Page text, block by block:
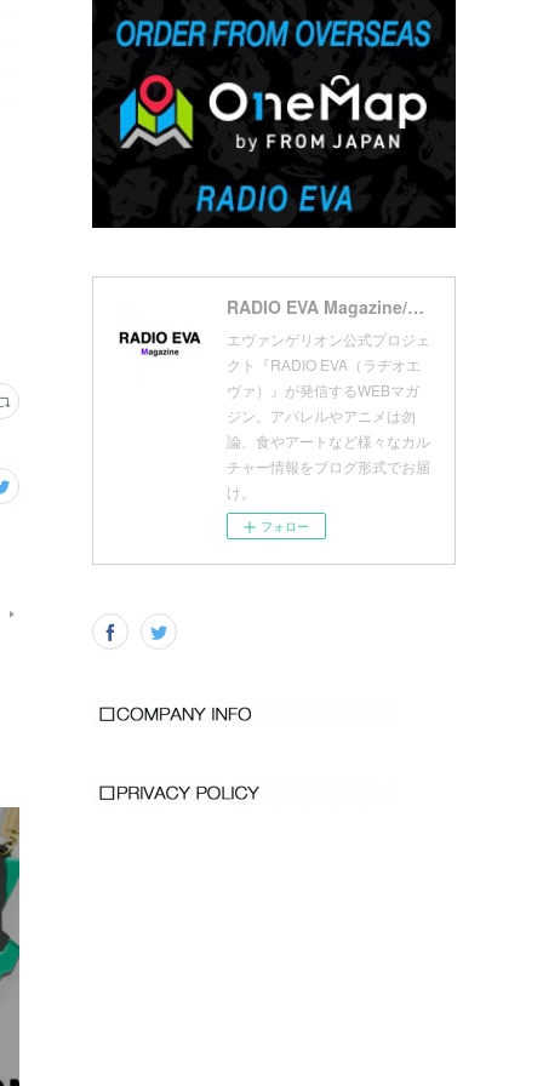
(7)
(10 )
(5)
(11)
9
(18)
(17 )
(13
(16)
RADIO EVA Magazine/ラヂオエヴァ マガジン
エヴァンゲリオン公式プロジェ
クト『RADIO EVA（ラヂオエ
ヴァ）』が発信するWEBマガ
ジン。アパレルやアニメは勿
論、食やアートなど様々なカル
チャー情報をブログ形式でお届
け。
フォロー